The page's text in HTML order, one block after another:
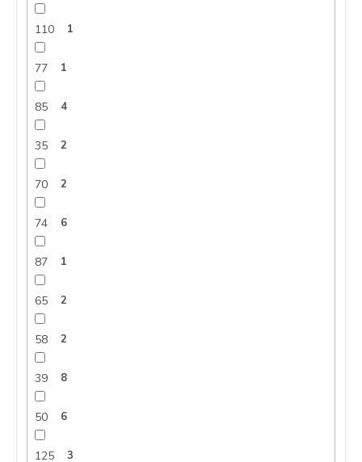
110 1
77 1
85 4
35 2
70 2
74 6
87 1
65 2
58 2
39 8
50 6
125 3